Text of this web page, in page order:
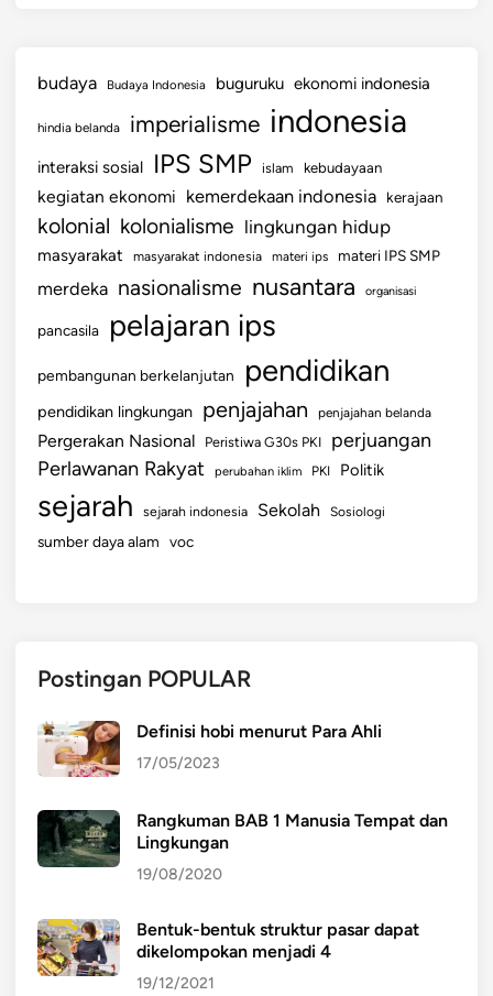
budaya Budaya Indonesia buguruku ekonomi indonesia
hindia belanda imperialisme indonesia
interaksi sosial IPS SMP islam kebudayaan
kegiatan ekonomi kemerdekaan indonesia kerajaan
kolonial kolonialisme lingkungan hidup
masyarakat masyarakat indonesia materi ips materi IPS SMP
merdeka nasionalisme nusantara organisasi
pancasila pelajaran ips
pembangunan berkelanjutan pendidikan
pendidikan lingkungan penjajahan penjajahan belanda
Pergerakan Nasional Peristiwa G30s PKI perjuangan
Perlawanan Rakyat perubahan iklim PKI Politik
sejarah sejarah indonesia Sekolah Sosiologi
sumber daya alam voc
Postingan POPULAR
Definisi hobi menurut Para Ahli
17/05/2023
Rangkuman BAB 1 Manusia Tempat dan
Lingkungan
19/08/2020
Bentuk-bentuk struktur pasar dapat
dikelompokan menjadi 4
19/12/2021